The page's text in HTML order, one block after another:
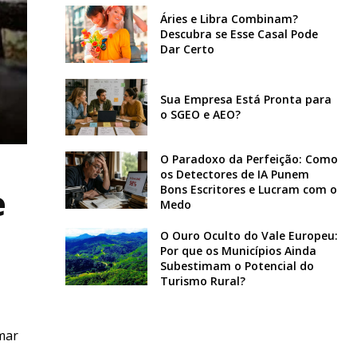
Áries e Libra Combinam?
Descubra se Esse Casal Pode
Dar Certo
Sua Empresa Está Pronta para
o SGEO e AEO?
O Paradoxo da Perfeição: Como
os Detectores de IA Punem
Bons Escritores e Lucram com o
Medo
O Ouro Oculto do Vale Europeu:
Por que os Municípios Ainda
Subestimam o Potencial do
Turismo Rural?